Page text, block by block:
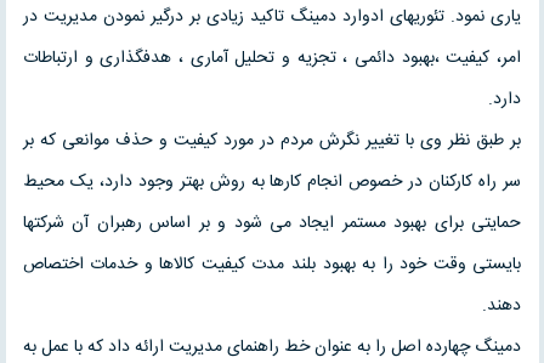
یاری نمود. تئوریهای ادوارد دمینگ تاکید زیادی بر درگیر نمودن مدیریت در
امر، کیفیت ،بهبود دائمی ، تجزیه و تحلیل آماری ، هدفگذاری و ارتباطات
دارد.
بر طبق نظر وی با تغییر نگرش مردم در مورد کیفیت و حذف موانعی که بر
سر راه کارکنان در خصوص انجام کارها به روش بهتر وجود دارد، یک محیط
حمایتی برای بهبود مستمر ایجاد می شود و بر اساس رهبران آن شرکتها
بایستی وقت خود را به بهبود بلند مدت کیفیت کالاها و خدمات اختصاص
دهند.
دمینگ چهارده اصل را به عنوان خط راهنمای مدیریت ارائه داد که با عمل به